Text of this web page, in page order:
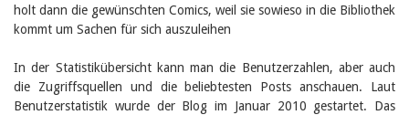
holt dann die gewünschten Comics, weil sie sowieso in die Bibliothek
kommt um Sachen für sich auszuleihen
In der Statistikübersicht kann man die Benutzerzahlen, aber auch
die Zugriffsquellen und die beliebtesten Posts anschauen. Laut
Benutzerstatistik wurde der Blog im Januar 2010 gestartet. Das